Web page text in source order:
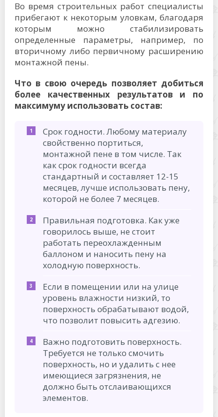
Во время строительных работ специалисты
прибегают к некоторым уловкам, благодаря
которым можно стабилизировать
определенные параметры, например, по
вторичному либо первичному расширению
монтажной пены.
Что в свою очередь позволяет добиться
более качественных результатов и по
максимуму использовать состав:
Срок годности. Любому материалу
свойственно портиться,
монтажной пене в том числе. Так
как срок годности всегда
стандартный и составляет 12-15
месяцев, лучше использовать пену,
которой не более 7 месяцев.
Правильная подготовка. Как уже
говорилось выше, не стоит
работать переохлажденным
баллоном и наносить пену на
холодную поверхность.
Если в помещении или на улице
уровень влажности низкий, то
поверхность обрабатывают водой,
что позволит повысить адгезию.
Важно подготовить поверхность.
Требуется не только смочить
поверхность, но и удалить с нее
имеющиеся загрязнения, не
должно быть отслаивающихся
элементов.